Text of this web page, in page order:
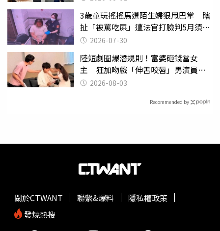
3歲童玩搖搖馬遭陌生婦狠甩巴掌 瞎
扯「被罵吃屎」遭法官打臉判5月須入
監 2026-07-30
陸短劇圈爆潛規則！富婆砸錢當女
主 狂加吻戲「伸舌咬唇」男演員崩
潰 2026-08-03
Recommended by
關於CTWANT 聯繫&爆料
隱私權政策
發燒熱搜